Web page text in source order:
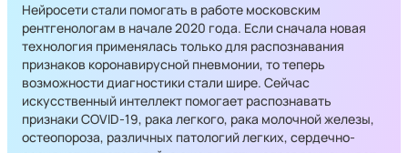
Нейросети стали помогать в работе московским
рентгенологам в начале 2020 года. Если сначала новая
технология применялась только для распознавания
признаков коронавирусной пневмонии, то теперь
возможности диагностики стали шире. Сейчас
искусственный интеллект помогает распознавать
признаки COVID-19, рака легкого, рака молочной железы,
остеопороза, различных патологий легких, сердечно-